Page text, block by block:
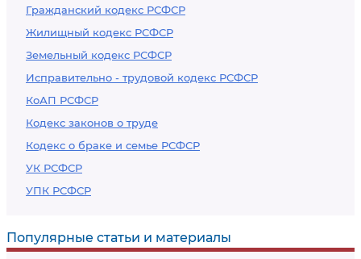
Гражданский кодекс РСФСР
Жилищный кодекс РСФСР
Земельный кодекс РСФСР
Исправительно - трудовой кодекс РСФСР
КоАП РСФСР
Кодекс законов о труде
Кодекс о браке и семье РСФСР
УК РСФСР
УПК РСФСР
Популярные статьи и материалы